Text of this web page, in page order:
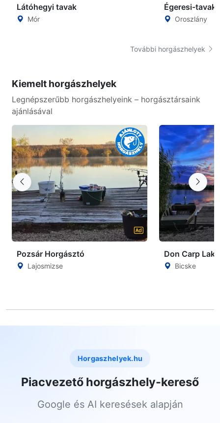
Látóhegyi tavak
Mór
Égeresi-tavak
Oroszlány
További horgászhelyek
Kiemelt horgászhelyek
Legnépszerűbb horgászhelyeink – horgásztársaink
ajánlásával
Pozsár Horgásztó
Lajosmizse
Don Carp Lake
Bicske
Horgaszhelyek.hu
Piacvezető horgászhely-kereső
Google és AI keresések alapján